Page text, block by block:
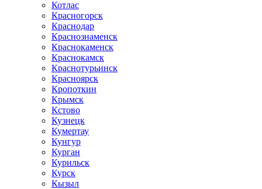
Котлас
Красногорск
Краснодар
Краснознаменск
Краснокаменск
Краснокамск
Краснотурьинск
Красноярск
Кропоткин
Крымск
Кстово
Кузнецк
Кумертау
Кунгур
Курган
Курильск
Курск
Кызыл